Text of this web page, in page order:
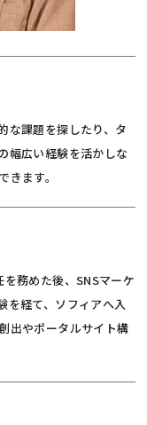
な課題を探したり、タ
幅広い経験を活かしな
ます。
務めた後、SNSマーケ
を経て、ソフィアへ入
出やポータルサイト構